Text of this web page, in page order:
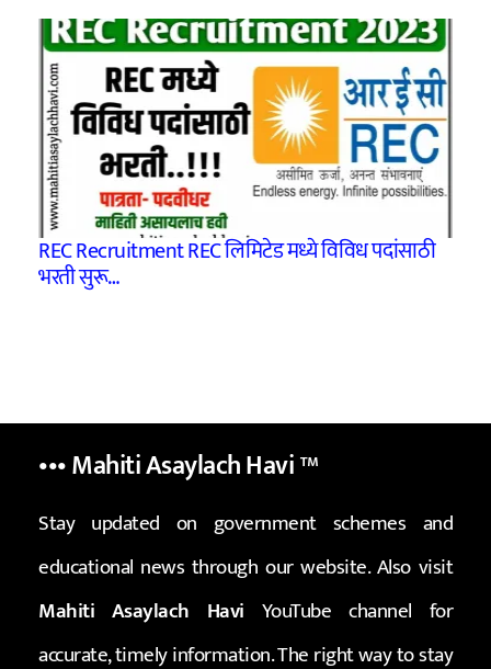
REC Recruitment REC लिमिटेड मध्ये विविध पदांसाठी
भरती सुरू…
••• Mahiti Asaylach Havi™
Stay updated on government schemes and
educational news through our website. Also visit
Mahiti Asaylach Havi YouTube channel for
accurate, timely information. The right way to stay